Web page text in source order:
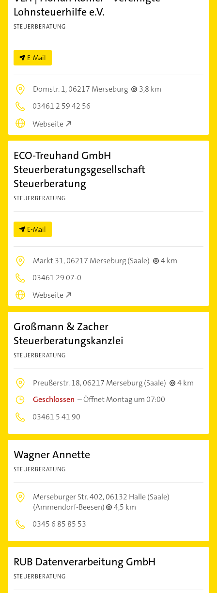
Lohnsteuerhilfe e.V.
STEUERBERATUNG
E-Mail
Domstr. 1,06217 Merseburg
3,8 km
03461 2 59 42 56
Webseite
ECO-Treuhand GmbH
Steuerberatungsgesellschaft
Steuerberatung
STEUERBERATUNG
E-Mail
Markt 31,06217 Merseburg (Saale)
4 km
03461 29 07-0
Webseite
Großmann & Zacher
Steuerberatungskanzlei
STEUERBERATUNG
Preußerstr. 18,06217 Merseburg (Saale)
4 km
Geschlossen –Öffnet Montag um 07:00
03461 5 41 90
Wagner Annette
STEUERBERATUNG
Merseburger Str. 402,06132 Halle (Saale)
(Ammendorf-Beesen)
4,5 km
0345 6 85 85 53
RUB Datenverarbeitung GmbH
STEUERBERATUNG